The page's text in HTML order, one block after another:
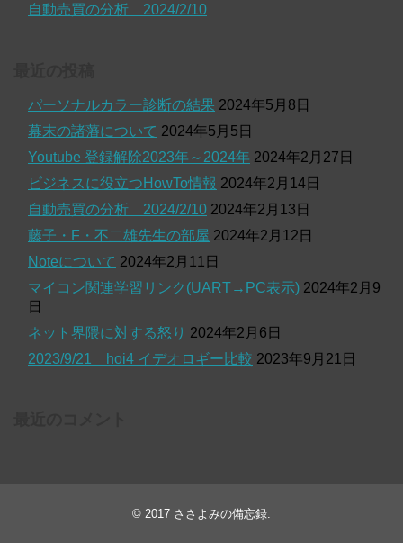
自動売買の分析 2024/2/10
パーソナルカラー診断の結果 2024年5月8日
幕末の諸藩について 2024年5月5日
Youtube 登録解除2023年～2024年 2024年2月27日
ビジネスに役立つHowTo情報 2024年2月14日
自動売買の分析 2024/2/10 2024年2月13日
藤子・F・不二雄先生の部屋 2024年2月12日
Noteについて 2024年2月11日
マイコン関連学習リンク(UART→PC表示) 2024年2月9
日
ネット界隈に対する怒り 2024年2月6日
2023/9/21 hoi4 イデオロギー比較 2023年9月21日
© 2017 ささよみの備忘録